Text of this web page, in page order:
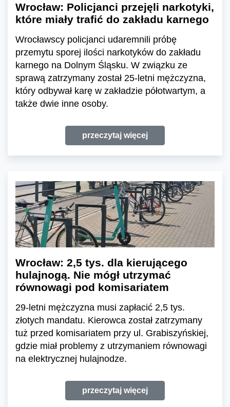
Wrocław: Policjanci przejęli narkotyki,
które miały trafić do zakładu karnego
Wrocławscy policjanci udaremnili próbę
przemytu sporej ilości narkotyków do zakładu
karnego na Dolnym Śląsku. W związku ze
sprawą zatrzymany został 25-letni mężczyzna,
który odbywał karę w zakładzie półotwartym, a
także dwie inne osoby.
przeczytaj więcej
Wrocław: 2,5 tys. dla kierującego
hulajnogą. Nie mógł utrzymać
równowagi pod komisariatem
29-letni mężczyzna musi zapłacić 2,5 tys.
złotych mandatu. Kierowca został zatrzymany
tuż przed komisariatem przy ul. Grabiszyńskiej,
gdzie miał problemy z utrzymaniem równowagi
na elektrycznej hulajnodze.
przeczytaj więcej